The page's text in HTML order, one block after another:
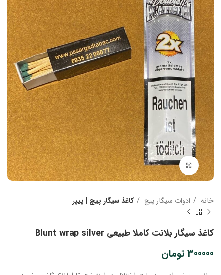
بزرگنمایی تصویر
خانه ادوات سیگار پیچ کاغذ سیگار پیچ | پیپر
کاغذ سیگار بلانت کاملا طبیعی Blunt wrap silver
300000 تومان